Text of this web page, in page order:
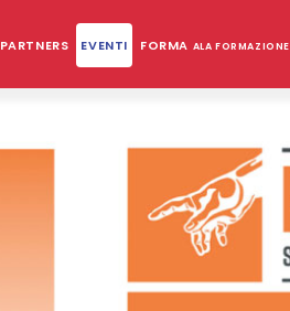
PARTNERS EVENTI FORMA ALA FORMAZIONE